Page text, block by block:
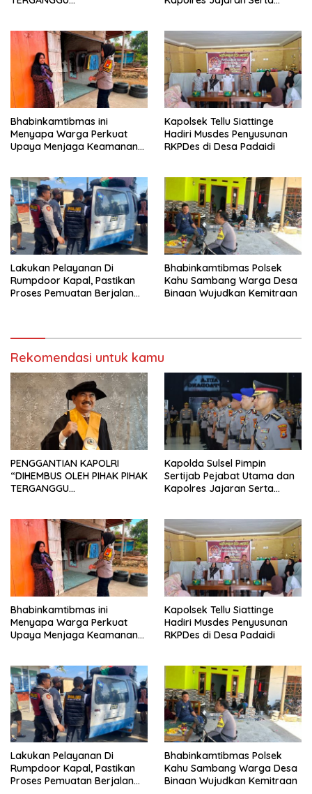
Bhabinkamtibmas ini
Menyapa Warga Perkuat
Upaya Menjaga Keamanan
Kapolsek Tellu Siattinge
Hadiri Musdes Penyusunan
RKPDes di Desa Padaidi
Lakukan Pelayanan Di
Rumpdoor Kapal, Pastikan
Proses Pemuatan Berjalan
Bhabinkamtibmas Polsek
Kahu Sambang Warga Desa
Binaan Wujudkan Kemitraan
Rekomendasi untuk kamu
PENGGANTIAN KAPOLRI
“DIHEMBUS OLEH PIHAK PIHAK
TERGANGGU
Kapolda Sulsel Pimpin
Sertijab Pejabat Utama dan
Kapolres Jajaran Serta
Bhabinkamtibmas ini
Menyapa Warga Perkuat
Upaya Menjaga Keamanan
Kapolsek Tellu Siattinge
Hadiri Musdes Penyusunan
RKPDes di Desa Padaidi
Lakukan Pelayanan Di
Rumpdoor Kapal, Pastikan
Proses Pemuatan Berjalan
Bhabinkamtibmas Polsek
Kahu Sambang Warga Desa
Binaan Wujudkan Kemitraan